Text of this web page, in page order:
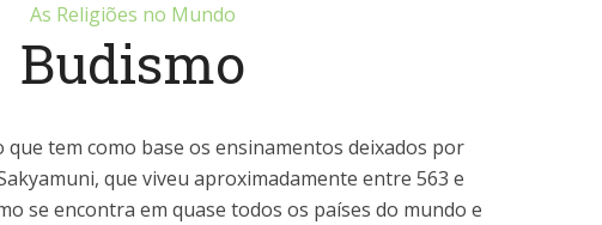
As Religiões no Mundo
Budismo
que tem como base os ensinamentos deixados por
que viveu aproximadamente entre 563 e
se encontra em quase todos os países do mundo e